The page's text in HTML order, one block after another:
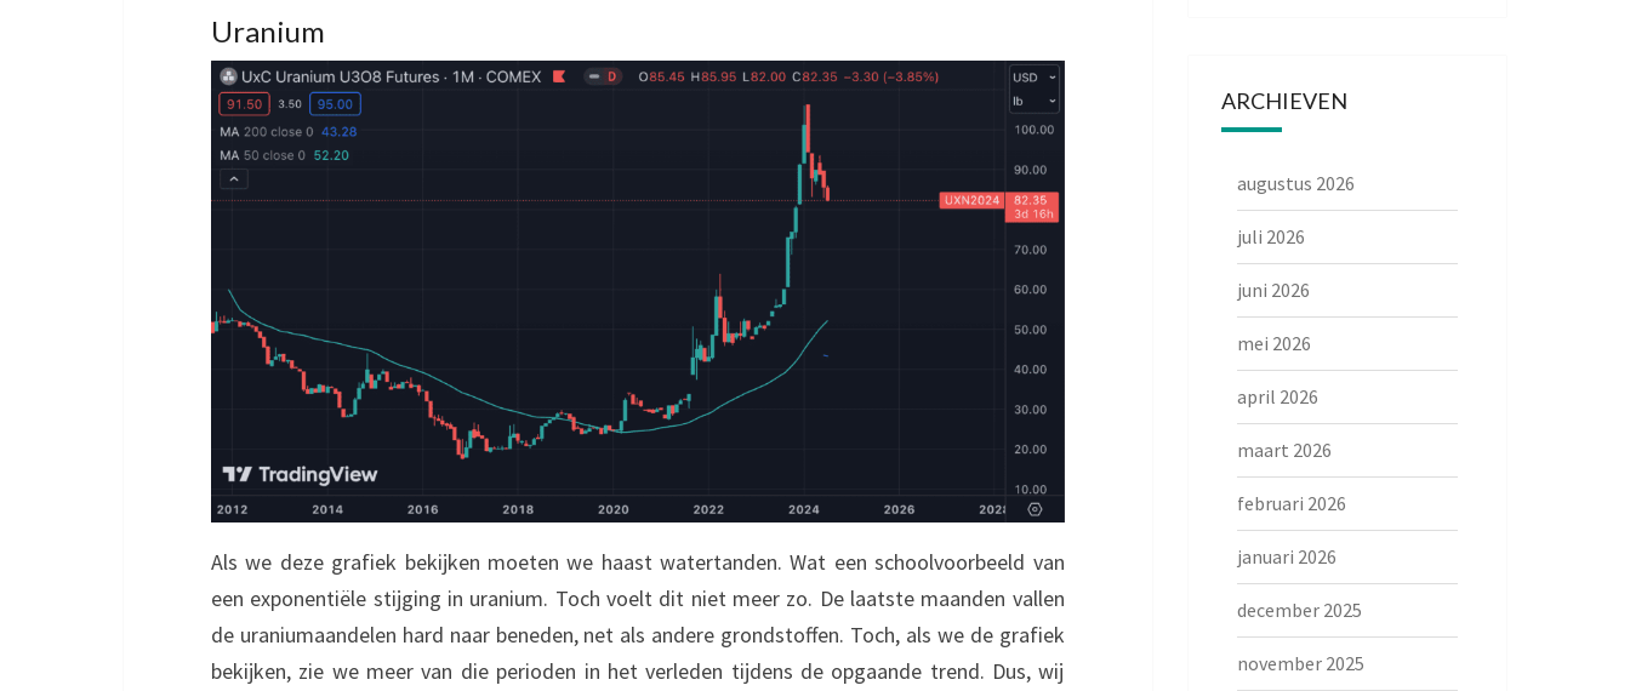
Uranium
Als we deze grafiek bekijken moeten we haast watertanden. Wat een schoolvoorbeeld van
een exponentiële stijging in uranium. Toch voelt dit niet meer zo. De laatste maanden vallen
de uraniumaandelen hard naar beneden, net als andere grondstoffen. Toch, als we de grafiek
bekijken, zie we meer van die perioden in het verleden tijdens de opgaande trend. Dus, wij
ARCHIEVEN
augustus 2026
juli 2026
juni 2026
mei 2026
april 2026
maart 2026
februari 2026
januari 2026
december 2025
november 2025